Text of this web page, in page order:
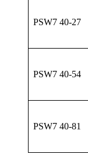
PSW7 40-27
PSW7 40-54
PSW7 40-81